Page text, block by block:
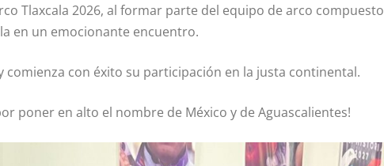
Tlaxcala 2026, al formar parte del equipo de arco compuesto
en un emocionante encuentro.
comienza con éxito su participación en la justa continental.
poner en alto el nombre de México y de Aguascalientes!